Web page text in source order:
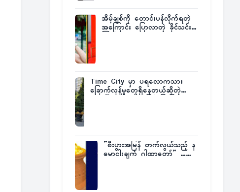
အိမ့်ချစ်ကို တောင်းပန်လိုက်ရတဲ့
အကြောင်း ပြောလာတဲ့ ခိုင်သင်း
Time City မှာ ပရလောကသား
ခြောက်လှန့်မှုတွေရှိနေတယ်ဆိုတဲ့
”စီးပွားအမြန် တက်လွယ်သည့် န
မောငါးချက် ဂါထာတော်” ……